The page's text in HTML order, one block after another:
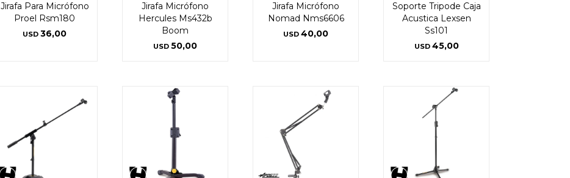
Jirafa Para Micrófono
Proel Rsm180
USD 36,00
Jirafa Micrófono
Hercules Ms432b
Boom
USD 50,00
Jirafa Micrófono
Nomad Nms6606
USD 40,00
Soporte Tripode Caja
Acustica Lexsen
Ss101
USD 45,00